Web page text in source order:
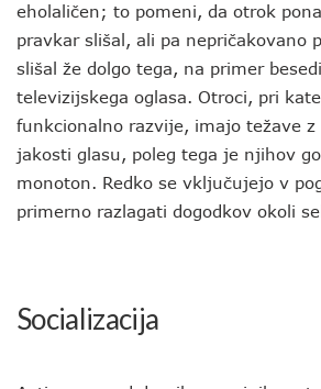
eholaličen; to pomeni, da otrok
pravkar slišal, ali pa nepričakovano
slišal že dolgo tega, na primer
televizijskega oglasa. Otroci, pri
funkcionalno razvije, imajo težave z
jakosti glasu, poleg tega je njihov
monoton. Redko se vključujejo v
primerno razlagati dogodkov okoli
Socializacija